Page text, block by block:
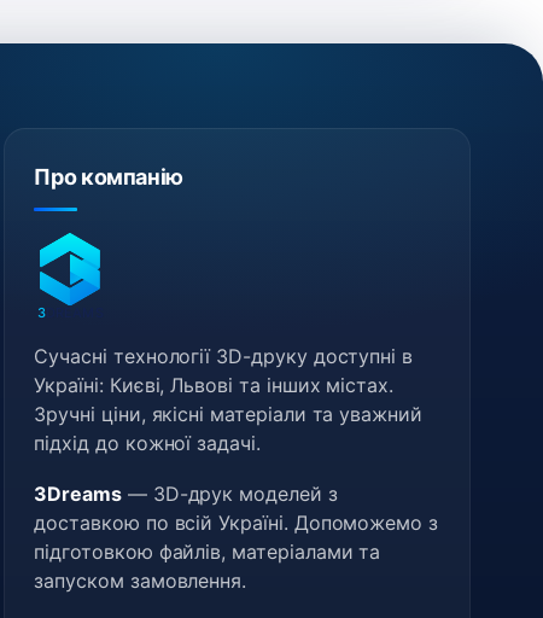
Про компанію
3
Сучасні технології 3D-друку доступні в
Україні: Києві, Львові та інших містах.
Зручні ціни, якісні матеріали та уважний
підхід до кожної задачі.
3Dreams— 3D-друк моделей з
доставкою по всій Україні. Допоможемо з
підготовкою файлів, матеріалами та
запуском замовлення.